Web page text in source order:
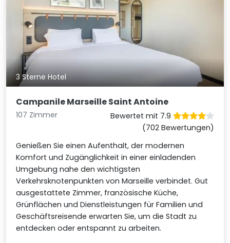
3 Sterne Hotel
Campanile Marseille Saint Antoine
107 Zimmer
Bewertet mit 7.9
(702 Bewertungen)
Genießen Sie einen Aufenthalt, der modernen
Komfort und Zugänglichkeit in einer einladenden
Umgebung nahe den wichtigsten
Verkehrsknotenpunkten von Marseille verbindet. Gut
ausgestattete Zimmer, französische Küche,
Grünflächen und Dienstleistungen für Familien und
Geschäftsreisende erwarten Sie, um die Stadt zu
entdecken oder entspannt zu arbeiten.